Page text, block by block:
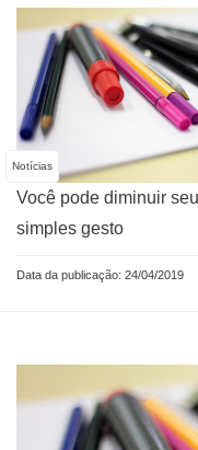
Notícias
Você pode diminuir
simples gesto
Data da publicação: 24/04/2019